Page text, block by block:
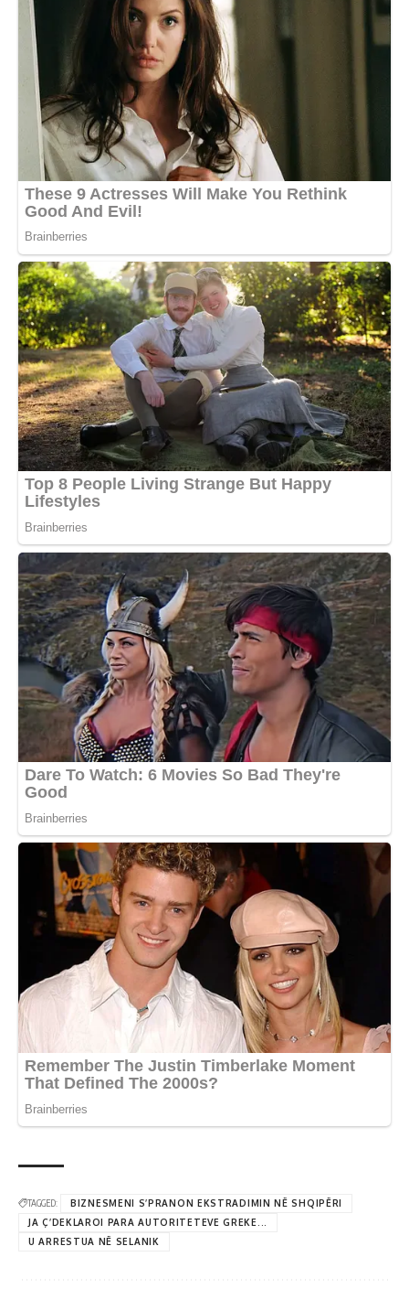
TAGGED:
BIZNESMENI S’PRANON EKSTRADIMIN NË SHQIPËRI
JA Ç’DEKLAROI PARA AUTORITETEVE GREKE...
U ARRESTUA NË SELANIK